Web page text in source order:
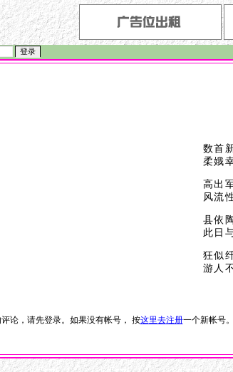
数首
柔娥
高出
风流
县依
此日
狂似
游人
论，请先登录。如果没有帐号， 按这里去注册一个新帐号。